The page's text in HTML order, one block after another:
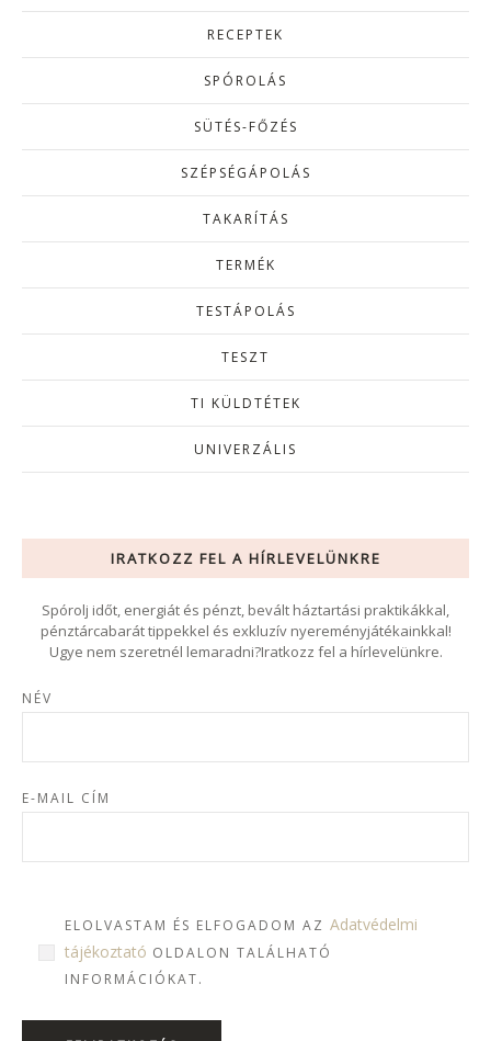
RECEPTEK
SPÓROLÁS
SÜTÉS-FŐZÉS
SZÉPSÉGÁPOLÁS
TAKARÍTÁS
TERMÉK
TESTÁPOLÁS
TESZT
TI KÜLDTÉTEK
UNIVERZÁLIS
IRATKOZZ FEL A HÍRLEVELÜNKRE
Spórolj időt, energiát és pénzt, bevált háztartási praktikákkal,
pénztárcabarát tippekkel és exkluzív nyereményjátékainkkal!
Ugye nem szeretnél lemaradni?Iratkozz fel a hírlevelünkre.
NÉV
E-MAIL CÍM
ELOLVASTAM ÉS ELFOGADOM AZ Adatvédelmi
tájékoztató OLDALON TALÁLHATÓ
INFORMÁCIÓKAT.